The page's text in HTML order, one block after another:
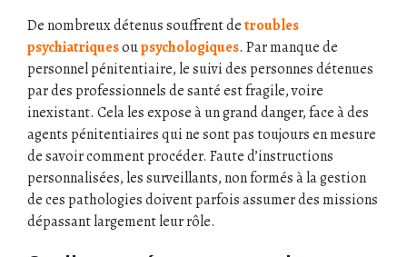
De nombreux détenus souffrent detroubles
psychiatriquesoupsychologiques. Par manque de
personnel pénitentiaire, le suivi des personnes détenues
par des professionnels de santé est fragile, voire
inexistant. Cela les expose à un grand danger, face à des
agents pénitentiaires qui ne sont pas toujours en mesure
de savoir comment procéder. Faute d’instructions
personnalisées, les surveillants, non formés à la gestion
de ces pathologies doivent parfois assumer des missions
dépassant largement leur rôle.